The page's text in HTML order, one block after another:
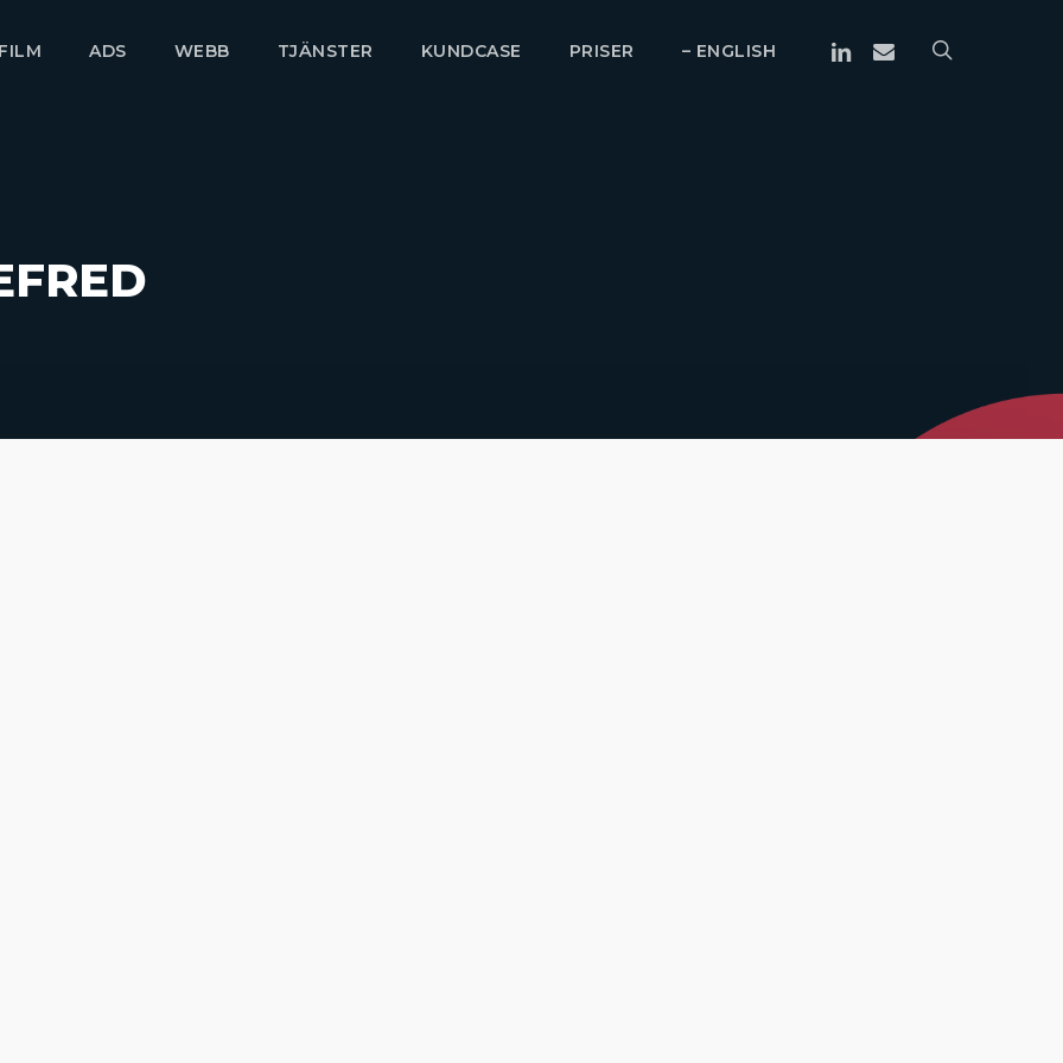
FILM ADS WEBB TJÄNSTER KUNDCASE PRISER – ENGLISH Linkedin
Email